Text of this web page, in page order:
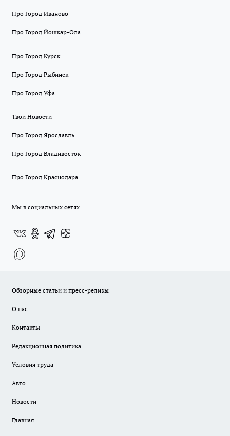
Про Город Иваново
Про Город Йошкар-Ола
Про Город Курск
Про Город Рыбинск
Про Город Уфа
Твои Новости
Про Город Ярославль
Про Город Владивосток
Про Город Краснодара
Мы в социальных сетях
Обзорные статьи и пресс-релизы
О нас
Контакты
Редакционная политика
Условия труда
Авто
Новости
Главная